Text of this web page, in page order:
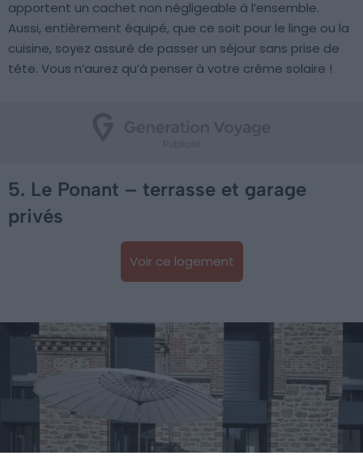
apportent un cachet non négligeable à l’ensemble.
Aussi, entièrement équipé, que ce soit pour le linge ou la
cuisine, soyez assuré de passer un séjour sans prise de
tête. Vous n’aurez qu’à penser à votre crème solaire !
5. Le Ponant – terrasse et garage
privés
Voir ce logement